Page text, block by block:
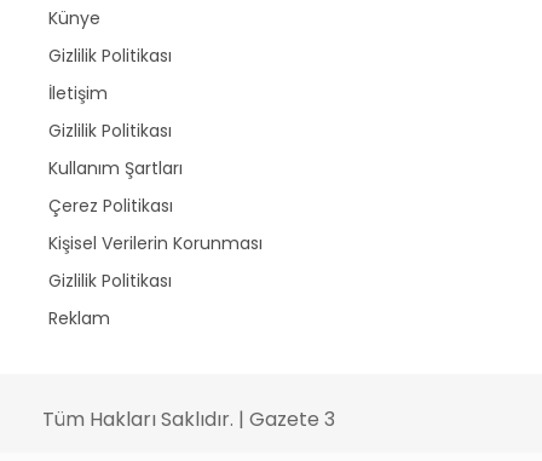
Künye
Gizlilik Politikası
İletişim
Gizlilik Politikası
Kullanım Şartları
Çerez Politikası
Kişisel Verilerin Korunması
Gizlilik Politikası
Reklam
Tüm Hakları Saklıdır. | Gazete 3